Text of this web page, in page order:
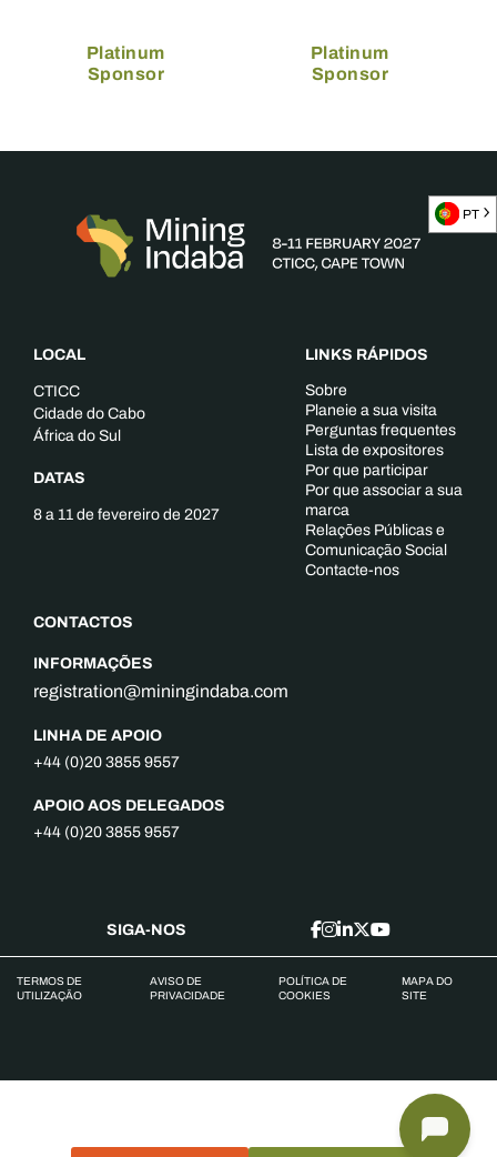
Platinum
Sponsor
Platinum
Sponsor
LOCAL
CTICC
Cidade do Cabo
África do Sul
DATAS
8 a 11 de fevereiro de 2027
CONTACTOS
INFORMAÇÕES
registration@miningindaba.com
LINHA DE APOIO
+44 (0)20 3855 9557
APOIO AOS DELEGADOS
+44 (0)20 3855 9557
LINKS RÁPIDOS
Sobre
Planeie a sua visita
Perguntas frequentes
Lista de expositores
Por que participar
Por que associar a sua
marca
Relações Públicas e
Comunicação Social
Contacte-nos
SIGA-NOS
TERMOS DE
UTILIZAÇÃO
AVISO DE
PRIVACIDADE
POLÍTICA DE
COOKIES
MAPA DO
SITE
PT